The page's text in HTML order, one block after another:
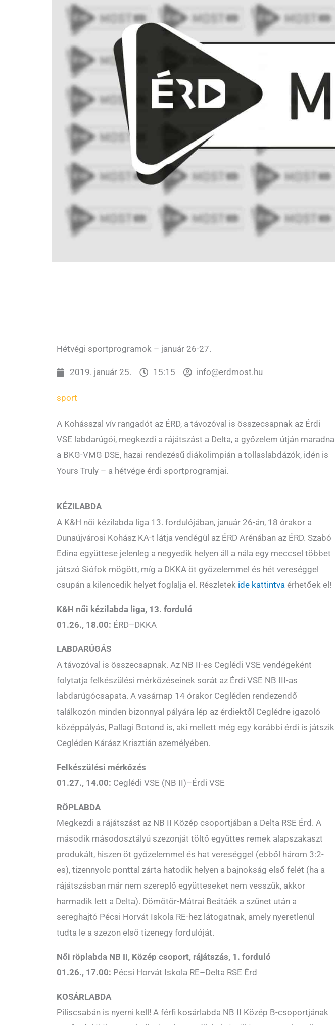
Hétvégi sportprogramok – január 26-27.
2019. január 25. 15:15 info@erdmost.hu
sport
A Kohásszal vív rangadót az ÉRD, a távozóval is összecsapnak az Érdi
VSE labdarúgói, megkezdi a rájátszást a Delta, a győzelem útján maradna
a BKG-VMG DSE, hazai rendezésű diákolimpián a tollaslabdázók, idén is
Yours Truly – a hétvége érdi sportprogramjai.
KÉZILABDA
A K&H női kézilabda liga 13. fordulójában, január 26-án, 18 órakor a
Dunaújvárosi Kohász KA-t látja vendégül az ÉRD Arénában az ÉRD. Szabó
Edina együttese jelenleg a negyedik helyen áll a nála egy meccsel többet
játszó Siófok mögött, míg a DKKA öt győzelemmel és hét vereséggel
csupán a kilencedik helyet foglalja el. Részletek ide kattintva érhetőek el!
K&H női kézilabda liga, 13. forduló
01.26., 18.00: ÉRD–DKKA
LABDARÚGÁS
A távozóval is összecsapnak. Az NB II-es Ceglédi VSE vendégeként
folytatja felkészülési mérkőzéseinek sorát az Érdi VSE NB III-as
labdarúgócsapata. A vasárnap 14 órakor Cegléden rendezendő
találkozón minden bizonnyal pályára lép az érdiektől Ceglédre igazoló
középpályás, Pallagi Botond is, aki mellett még egy korábbi érdi is játszik
Cegléden Kárász Krisztián személyében.
Felkészülési mérkőzés
01.27., 14.00: Ceglédi VSE (NB II)–Érdi VSE
RÖPLABDA
Megkezdi a rájátszást az NB II Közép csoportjában a Delta RSE Érd. A
második másodosztályú szezonját töltő együttes remek alapszakaszt
produkált, hiszen öt győzelemmel és hat vereséggel (ebből három 3:2-
es), tizennyolc ponttal zárta hatodik helyen a bajnokság első felét (ha a
rájátszásban már nem szereplő együtteseket nem vesszük, akkor
harmadik lett a Delta). Dömötör-Mátrai Beátáék a szünet után a
sereghajtó Pécsi Horvát Iskola RE-hez látogatnak, amely nyeretlenül
tudta le a szezon első tizenegy fordulóját.
Női röplabda NB II, Közép csoport, rájátszás, 1. forduló
01.26., 17.00: Pécsi Horvát Iskola RE–Delta RSE Érd
KOSÁRLABDA
Piliscsabán is nyerni kell! A férfi kosárlabda NB II Közép B-csoportjának